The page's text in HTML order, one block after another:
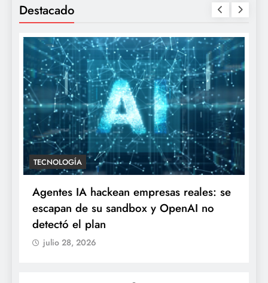
Destacado
TECNOLOGÍA
Agentes IA hackean empresas reales: se
escapan de su sandbox y OpenAI no
detectó el plan
julio 28, 2026